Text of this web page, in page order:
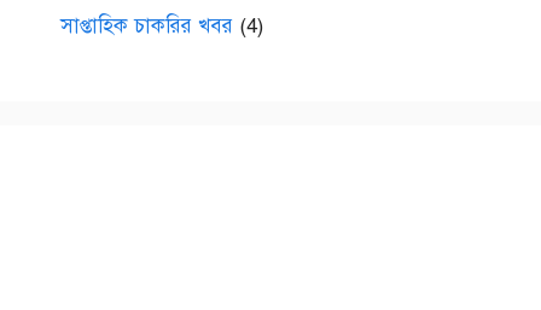
সাপ্তাহিক চাকরির খবর (4)